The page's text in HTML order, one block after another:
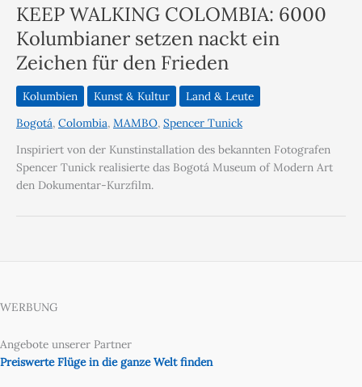
KEEP WALKING COLOMBIA: 6000
Kolumbianer setzen nackt ein
Zeichen für den Frieden
Kolumbien Kunst & Kultur
Land & Leute
Bogotá, Colombia, MAMBO, Spencer Tunick
Inspiriert von der Kunstinstallation des bekannten Fotografen
Spencer Tunick realisierte das Bogotá Museum of Modern Art
den Dokumentar-Kurzfilm.
WERBUNG
Angebote unserer Partner
Preiswerte Flüge in die ganze Welt finden